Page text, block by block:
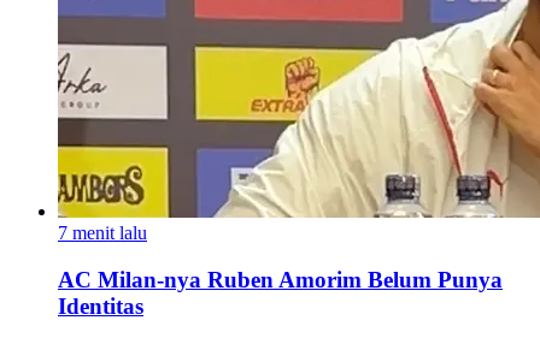
7 menit lalu
AC Milan-nya Ruben Amorim Belum Punya
Identitas